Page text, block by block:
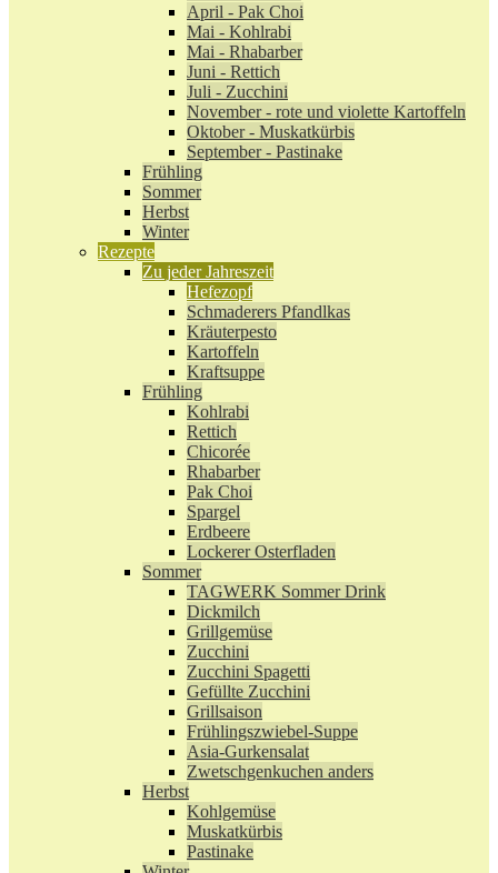
April - Pak Choi
Mai - Kohlrabi
Mai - Rhabarber
Juni - Rettich
Juli - Zucchini
November - rote und violette Kartoffeln
Oktober - Muskatkürbis
September - Pastinake
Frühling
Sommer
Herbst
Winter
Rezepte
Zu jeder Jahreszeit
Hefezopf
Schmaderers Pfandlkas
Kräuterpesto
Kartoffeln
Kraftsuppe
Frühling
Kohlrabi
Rettich
Chicorée
Rhabarber
Pak Choi
Spargel
Erdbeere
Lockerer Osterfladen
Sommer
TAGWERK Sommer Drink
Dickmilch
Grillgemüse
Zucchini
Zucchini Spagetti
Gefüllte Zucchini
Grillsaison
Frühlingszwiebel-Suppe
Asia-Gurkensalat
Zwetschgenkuchen anders
Herbst
Kohlgemüse
Muskatkürbis
Pastinake